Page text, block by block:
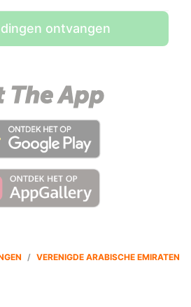
ontvangen
/ VERENIGDE ARABISCHE EMIRATEN